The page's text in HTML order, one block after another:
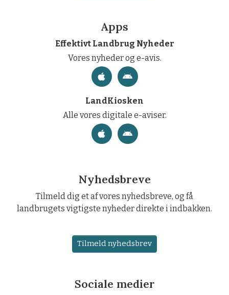
Apps
Effektivt Landbrug Nyheder
Vores nyheder og e-avis.
LandKiosken
Alle vores digitale e-aviser.
Nyhedsbreve
Tilmeld dig et af vores nyhedsbreve, og få
landbrugets vigtigste nyheder direkte i indbakken.
Tilmeld nyhedsbrev
Sociale medier